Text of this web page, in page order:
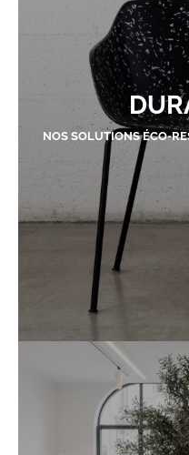
NOS SOLUTIONS ÉCO-